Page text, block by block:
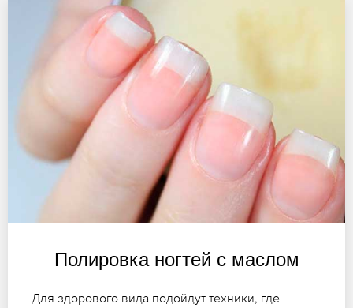
Полировка ногтей с маслом
Для здорового вида подойдут техники, где